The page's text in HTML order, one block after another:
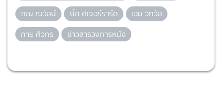
ภณ ณวัสน์
บิ๊ก ดีเจอร์ราร์ด
เอม วิทวัส
กาย ศิวกร
ข่าวสารวงการหนัง